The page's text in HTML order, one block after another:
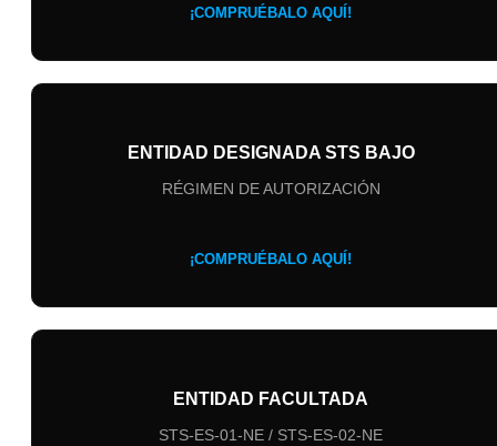
¡COMPRUÉBALO AQUÍ!
ENTIDAD DESIGNADA STS BAJO
RÉGIMEN DE AUTORIZACIÓN
¡COMPRUÉBALO AQUÍ!
ENTIDAD FACULTADA
STS-ES-01-NE / STS-ES-02-NE